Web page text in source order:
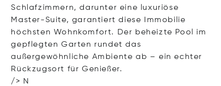
Schlafzimmern, darunter eine luxuriöse
Master-Suite, garantiert diese Immobilie
höchsten Wohnkomfort. Der beheizte Pool im
gepflegten Garten rundet das
außergewöhnliche Ambiente ab – ein echter
Rückzugsort für Genießer.
/> N